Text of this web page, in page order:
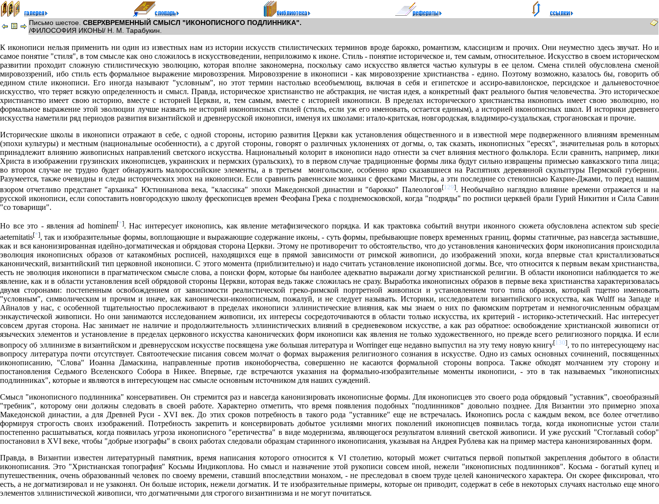
Письмо шестое. СВЕРХВРЕМЕННЫЙ СМЫСЛ "ИКОНОПИСНОГО ПОДЛИННИКА".
/ФИЛОСОФИЯ ИКОНЫ/ Н. М. Тарабукин.
К иконописи нельзя применить ни один из известных нам из истории искусств стилистических терминов вроде барокко, романтизм, классицизм и прочих. Они неуместно здесь звучат. Но и
самое понятие "стиля", в том смысле как оно сложилось в искусствоведении, неприложимо к иконе. Стиль - понятие историческое и, тем самым, относительное. Искусство в своем историческом
развитии проходит сложную стилистическую эволюцию, которая вполне закономерна, поскольку само искусство является частью культуры в ее целом. Смена стилей обусловлена сменой
мировоззрений, ибо стиль есть формальное выражение мировоззрения. Мировоззрение в иконописи - как мировоззрение христианства - едино. Поэтому возможно, казалось бы, говорить об
едином стиле иконописи. Его иногда называют "условным", но этот термин настолько всеобъемлющ, включая в себя и египетское и ассиро-вавилонское, персидское и дальневосточное
искусство, что теряет всякую определенность и смысл. Правда, историческое христианство не абстракция, не чистая идея, а конкретный факт реального бытия человечества. Это историческое
христианство имеет свою историю, вместе с историей Церкви, и, тем самым, вместе с историей иконописи. В пределах исторического христианства иконопись имеет свою эволюцию, но
формальное выражение этой эволюции лучше назвать не историй иконописных стилей (стиль, если уж его именовать, остается единым), а историей иконописных школ. И историки древнего
искусства наметили ряд периодов развития византийской и древнерусской иконописи, именуя их школами: итало-критская, новгородская, владимиро-суздальская, строгановская и прочие.
Исторические школы в иконописи отражают в себе, с одной стороны, историю развития Церкви как установления общественного и в известной мере подверженного влияниям временным
(эпохи культуры) и местным (национальные особенности), а с другой стороны, говорят о различных уклонениях от догмы, о, так сказать, иконописных "ересях", значительная роль в которых
принадлежит влиянию живописных направлений светского искусства. Национальный колорит в иконописи надо отнести за счет влияния местного фольклора. Если сравнить, например, лики
Христа в изображении грузинских иконописцев, украинских и пермских (уральских), то в первом случае традиционные формы лика будут сильно извращены примесью кавказского типа лица;
во втором случае не трудно будет обнаружить малороссийские элементы, а в третьем ­ монгольские, особенно ярко сказавшиеся на Распятиях деревянной скульптуры Пермской губернии.
Разумеется, также очевидны и следы исторических эпох на иконописи. Если сравнить равеннские мозаики с фресками Мистры, а эти последние со стенописью Кахрие-Джами, то перед нашим
взором отчетливо предстанет "архаика" Юстинианова века, "классика" эпохи Македонской династии и "барокко" Палеологов[129]. Необычайно наглядно влияние времени отражается и на
русской иконописи, если сопоставить новгородскую школу фрескописцев времен Феофана Грека с позднемосковской, когда "подряды" по росписи церквей брали Гурий Никитин и Сила Савин
"со товарищи".
Но все это - явления ad hominem[*]. Нас интересует иконопись, как явление метафизического порядка. И как трактовка событий внутри иконного сюжета обусловлена аспектом sub specie
aeternitatis[*], так и изобразительные формы, воплощающие и выражающие содержание иконы, - суть формы, пребывающие поверх временных границ, формы статичные, раз навсегда застывшие,
как и вся канонизированная идейно-догматическая и обрядовая сторона Церкви. Этому не противоречит то обстоятельство, что до установления канонических форм иконописания происходила
эволюция иконописных образов от катакомбных росписей, находящихся еще в прямой зависимости от римской живописи, до изображений эпохи, когда впервые стал кристаллизоваться
канонический, византийский тип церковной иконописи. С этого момента (приблизительно) и надо считать установление иконописной догмы. Все, что относится к первым векам христианства,
есть не эволюция иконописи в прагматическом смысле слова, а поиски форм, которые бы наиболее адекватно выражали догму христианской религии. В области иконописи наблюдается то же
явление, как и в области установления всей обрядовой стороны Церкви, которая ведь также сложилась не сразу. Выработка иконописных образов в первые века христианства характеризовалась
двумя сторонами: постепенным освобождением от зависимости реалистической греко-римской портретной живописи и установлением того типа образов, который тщетно именовать
"уcловным", символическим и прочим и иначе, как канонически-иконописным, пожалуй, и не следует называть. Историки, исследователи византийского искусства, как Wulff на Западе и
Айналов у нас, с особенной тщательностью прослеживают в пределах иконописи эллинистические влияния, как мы знаем о них по фаюмским портретам и немногочисленным образцам
энкаустической живописи. Но они занимаются исследованием живописи, их интересы сосредоточиваются в области только искусства, их критерий - историко-эстетический. Нас интересует
совсем другая сторона. Нас занимает не наличие и продолжительность эллинистических влияний в средневековом искусстве, а как раз обратное: освобождение христианской живописи от
языческих элементов и установление в пределах церковного искусства канонических форм иконописи как явления не только художественного, но прежде всего религиозного порядка. И если
вопросу об эллинизме в византийском и древнерусском искусстве посвящена уже большая литература и Worringer еще недавно выпустил на эту тему новую книгу[130], то по интересующему нас
вопросу литература почти отсутствует. Святоотеческие писания совсем молчат о формах выражения религиозного сознания в искусстве. Одно из самых основных сочинений, посвященных
иконописанию, "Слова" Иоанна Дамаскина, направленные против иконоборчества, совершенно не касаются формальной стороны вопроса. Также обходят молчанием эту сторону и
постановления Седьмого Вселенского Собора в Никее. Впервые, где встречаются указания на формально-изобразительные моменты иконописи, - это в так называемых "иконописных
подлинниках", которые и являются в интересующем нас смысле основным источником для наших суждений.
Смысл "иконописного подлинника" консервативен. Он стремится раз и навсегда канонизировать иконописные формы. Для иконописцев это своего рода обрядовый "уставник", своеобразный
"требник", которому они должны следовать в своей работе. Характерно отметить, что время появления подобных "подлинников" довольно позднее. Для Византии это примерно эпоха
Македонской династии, а для Древней Руси - XVI век. До этих сроков потребность в такого рода "уставнике" еще не встречалась. Иконопись росла с каждым веком, все более отчетливо
формируя строгость своих изображений. Потребность закрепить и консервировать добытое усилиями многих поколений иконописцев появилась тогда, когда иконописные устои стали
постепенно расшатываться, когда появилась угроза иконописного "еретичества" в виде модернизма, являющегося результатом влияний светской живописи. И уже русский "Стоглавый собор"
постановил в XVI веке, чтобы "добрые изографы" в своих работах следовали образцам старинного иконописания, указывая на Андрея Рублева как на пример мастера канонизированных форм.
Правда, в Византии известен литературный памятник, время написания которого относится к VI столетию, который может считаться первой попыткой закрепления добытого в области
иконописания. Это "Христианская топография" Косьмы Индикоплова. Но смысл и назначение этой рукописи совсем иной, нежели "иконописных подлинников". Косьма - богатый купец и
путешественник, очень образованный человек по своему времени, ставший впоследствии монахом, - не преследовал в своем труде целей канонического характера. Он скорее фиксировал, что
есть, а не догматизировал и не узаконял. Он больше историк, нежели догматик. И те изобразительные примеры, которые он приводит, содержат в себе в некоторых случаях настолько еще много
элементов эллинистической живописи, что догматичными для строгого византинизма и не могут почитаться.